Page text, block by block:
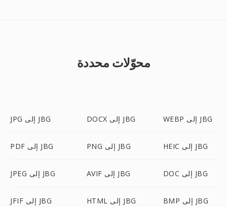
محوّلات محددة
JPG إلى JBG DOCX إلى JBG WEBP إلى JBG
PDF إلى JBG PNG إلى JBG HEIC إلى JBG
JPEG إلى JBG AVIF إلى JBG DOC إلى JBG
JFIF إلى JBG HTML إلى JBG BMP إلى JBG